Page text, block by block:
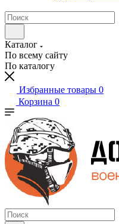
Каталог
По всему сайту
По каталогу
Избранные товары 0
Корзина 0